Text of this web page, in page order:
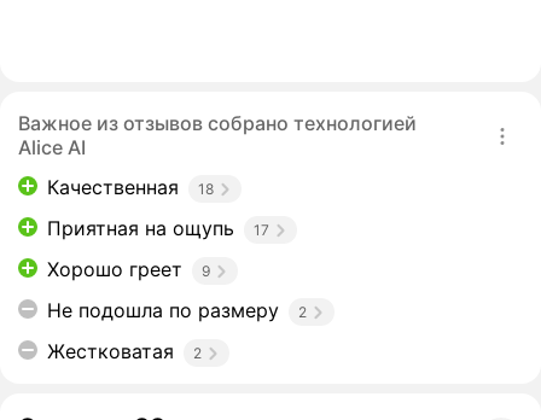
Важное из отзывов собрано технологией
Alice AI
Качественная
18
Приятная на ощупь 17
Хорошо греет 9
Не подошла по размеру 2
Жестковатая 2